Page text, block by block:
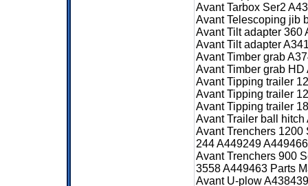
Avant Tarbox Ser2
Avant Telescoping jib
Avant Tilt adapter 360
Avant Tilt adapter
Avant Timber grab
Avant Timber grab
Avant Tipping trailer
Avant Tipping trailer
Avant Tipping trailer
Avant Trailer ball
Avant Trenchers 1200
244 A449249
Avant Trenchers 900
3558 A449463 Parts
Avant U-plow